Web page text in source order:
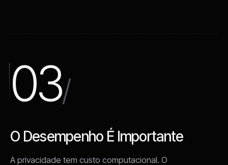
03/
O Desempenho É Importante
A privacidade tem custo computacional. O